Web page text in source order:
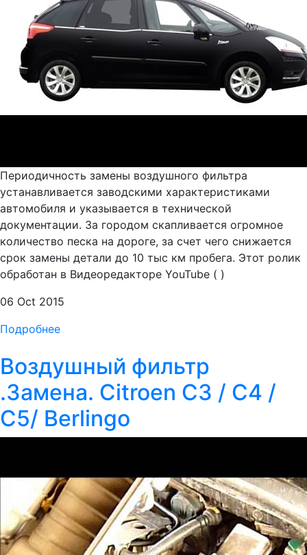
Периодичность замены воздушного фильтра
устанавливается заводскими характеристиками
автомобиля и указывается в технической
документации. За городом скапливается огромное
количество песка на дороге, за счет чего снижается
срок замены детали до 10 тыс км пробега. Этот ролик
обработан в Видеоредакторе YouTube ( )
06 Oct 2015
Подробнее
Воздушный фильтр
.Замена. Citroen C3 / C4 /
C5/ Berlingo